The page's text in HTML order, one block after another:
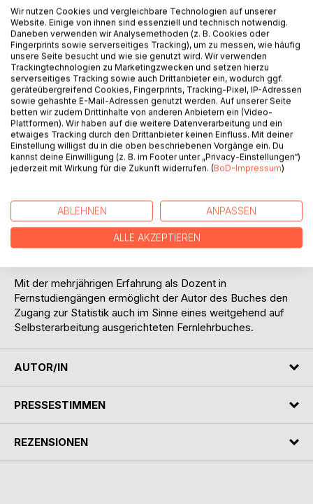
Tag für Tag werden wir in der heutigen global-vernetzten
Welt mit Informationen überflutet. Viele dieser
Informationen beinhalten Zahlen und Fakten, die Sie
vielleicht selbst durch eigene Untersuchungen erhoben
haben. Um Entscheidungen treffen zu können, müssen wir
Datenmaterial sinnvoll aufbereiten, analysieren und
interpretieren. Mit Hilfe der wissenschaftlichen Methoden
der Statistik lässt sich dieses Ziel erreichen.
Sie halten ein Kurzlehrbuch der empirischen
Marktforschung an Hochschulen in der Hand, und Sie
an anschaulichen Beispielen und den
Anwendungsmöglichkeiten mit Excel als guter Einstieg in
die oft verwirrende Welt der Zahlen. Es hilft Ihnen den
Mit der mehrjährigen Erfahrung als Dozent in
Fernstudiengängen ermöglicht der Autor des Buches den
Zugang zur Statistik auch im Sinne eines weitgehend auf
Selbsterarbeitung ausgerichteten Fernlehrbuches.
AUTOR/IN
PRESSESTIMMEN
REZENSIONEN
Wir nutzen Cookies und vergleichbare Technologien auf unserer
Website. Einige von ihnen sind essenziell und technisch notwendig.
Daneben verwenden wir Analysemethoden (z. B. Cookies oder
Fingerprints sowie serverseitiges Tracking), um zu messen, wie häufig
unsere Seite besucht und wie sie genutzt wird. Wir verwenden
Trackingtechnologien zu Marketingzwecken und setzen hierzu
serverseitiges Tracking sowie auch Drittanbieter ein, wodurch ggf.
geräteübergreifend Cookies, Fingerprints, Tracking-Pixel, IP-Adressen
sowie gehashte E-Mail-Adressen genutzt werden. Auf unserer Seite
betten wir zudem Drittinhalte von anderen Anbietern ein (Video-
Plattformen). Wir haben auf die weitere Datenverarbeitung und ein
etwaiges Tracking durch den Drittanbieter keinen Einfluss. Mit deiner
Einstellung willigst du in die oben beschriebenen Vorgänge ein. Du
kannst deine Einwilligung (z. B. im Footer unter „Privacy-Einstellungen“)
jederzeit mit Wirkung für die Zukunft widerrufen. (BoD-Impressum)
ABLEHNEN ANPASSEN
ALLE AKZEPTIEREN